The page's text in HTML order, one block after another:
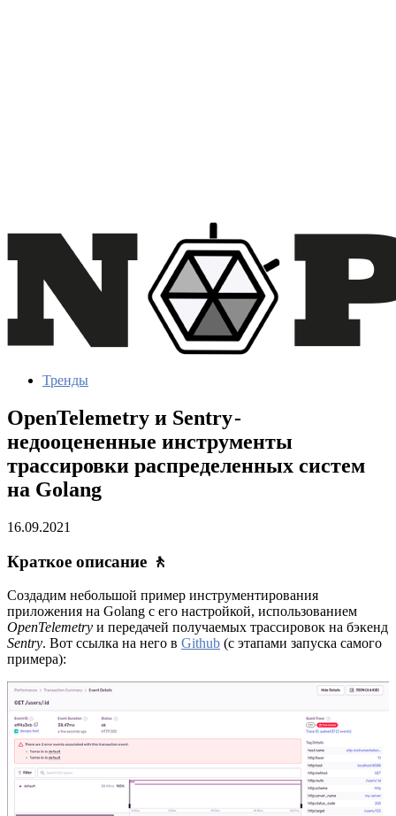
Тренды
OpenTelemetry и Sentry -
недооцененные инструменты
трассировки распределенных систем
на Golang
16.09.2021
Краткое описание 🚶
Создадим небольшой пример инструментирования
приложения на Golang с его настройкой, использованием
OpenTelemetry и передачей получаемых трассировок на бэкенд
Sentry. Вот ссылка на него в Github (с этапами запуска самого
примера):